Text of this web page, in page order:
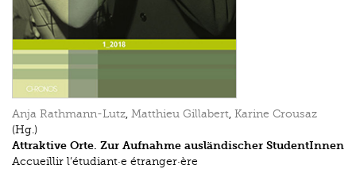
Anja Rathmann-Lutz, Matthieu Gillabert, Karine Crousaz
(Hg.)
Attraktive Orte. Zur Aufnahme ausländischer StudentInnen
Accueillir l’étudiant·e étranger·ère